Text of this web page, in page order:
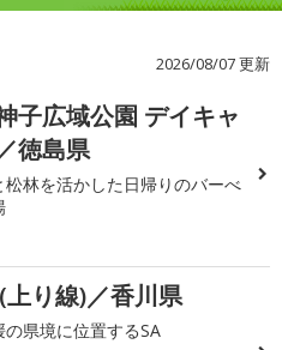
2026/08/07 更新
子広域公園 デイキャ
徳島県
松林を活かした日帰りのバーべ
上り線)／香川県
の県境に位置するSA